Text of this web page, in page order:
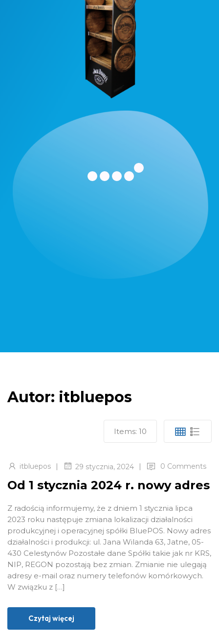
Autor: itbluepos
Items: 10
itbluepos | 29 stycznia, 2024 | 0 Comments
Od 1 stycznia 2024 r. nowy adres
Z radością informujemy, że z dniem 1 stycznia lipca
2023 roku następuje zmiana lokalizacji działalności
produkcyjnej i operacyjnej spółki BluePOS. Nowy adres
działalności i produkcji: ul. Jana Wilanda 63, Jatne, 05-
430 Celestynów Pozostałe dane Spółki takie jak nr KRS,
NIP, REGON pozostają bez zmian. Zmianie nie ulegają
adresy e-mail oraz numery telefonów komórkowych.
W związku z […]
Czytaj więcej